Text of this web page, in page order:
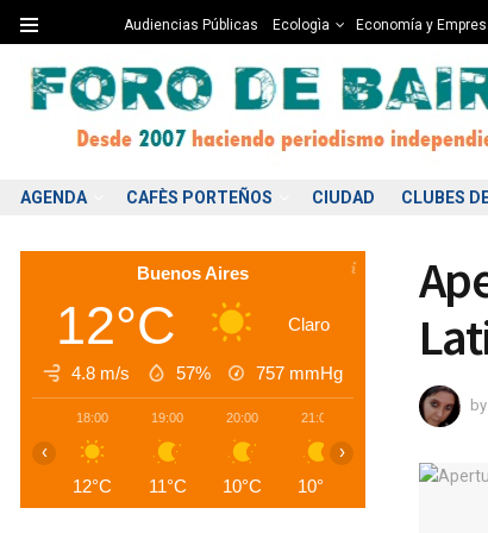
Audiencias Públicas Ecologìa Economía y
AGENDA CAFÈS PORTEÑOS CIUDAD CLUBES
by
Buenos Aires
12°C Claro
4.8 m/s 57% 757 mmHg
18:00
12°C
19:00
11°C
20:00
10°C
21:00
10°C
23:00
9°C
‹ ›